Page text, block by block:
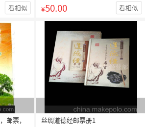
看相似 ¥50.00 看相似
邮票，
丝绸道德经邮票册1